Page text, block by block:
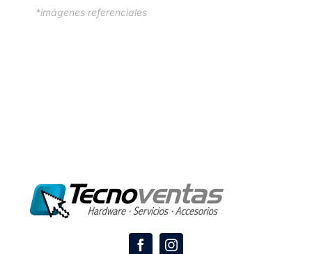
*imágenes referenciales